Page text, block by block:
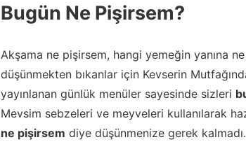
Bugün Ne Pişirsem?
Akşama ne pişirsem, hangi yemeğin yanına
düşünmekten bıkanlar için Kevserin
yayınlanan günlük menüler sayesinde sizleri
Mevsim sebzeleri ve meyveleri kullanılarak
ne pişirsem diye düşünmenize gerek kalmadı.